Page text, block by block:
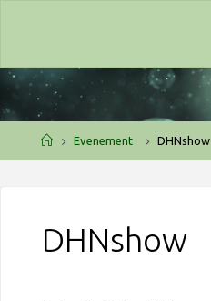
inhoud
HomeEvenement DHNshow
DHNshow